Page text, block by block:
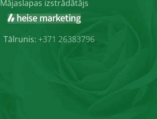
Mājaslapas izstrādātājs
Tālrunis: +371 26383796